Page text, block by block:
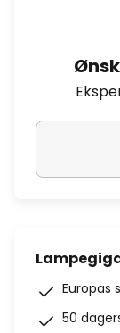
Europas
50